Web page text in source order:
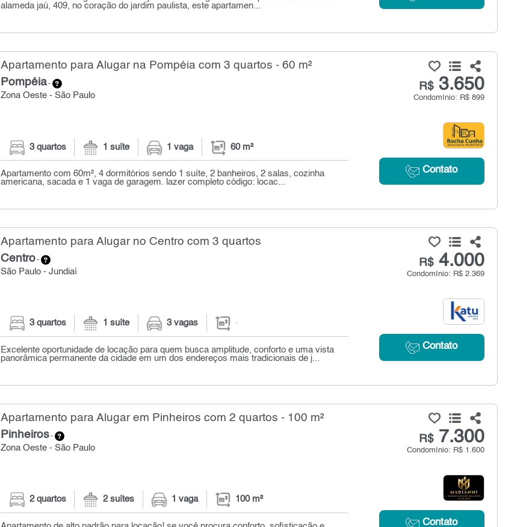
alameda jaú, 409, no coração do jardim paulista, este apartamen...
Apartamento para Alugar na Pompéia com 3 quartos - 60 m²
Pompéia-
Zona Oeste - São Paulo
R$3.650
Condomínio: R$ 899
Contato
3 quartos 1 suíte 1 vaga 60 m²
Apartamento com 60m², 4 dormitórios sendo 1 suíte, 2 banheiros, 2 salas, cozinha
americana, sacada e 1 vaga de garagem. lazer completo código: locac...
Apartamento para Alugar no Centro com 3 quartos
Centro-
São Paulo - Jundiaí
R$4.000
Condomínio: R$ 2.369
Contato
3 quartos 1 suíte 3 vagas -
Excelente oportunidade de locação para quem busca amplitude, conforto e uma vista
panorâmica permanente da cidade em um dos endereços mais tradicionais de j...
Apartamento para Alugar em Pinheiros com 2 quartos - 100 m²
Pinheiros-
Zona Oeste - São Paulo
R$7.300
Condomínio: R$ 1.600
Contato
2 quartos 2 suítes 1 vaga 100 m²